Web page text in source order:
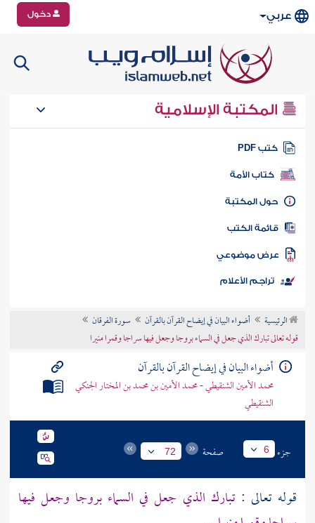
عربي دخول
المكتبة الإسلامية
كتب PDF
كتاب الأمة
المكتبة
الكتب
موضوعي
تراجم الأعلام
الرئيسية أضواء البيان في إيضاح القرآن بالقرآن
سورة الفرقان
قوله تعالى تبارك الذي جعل في السماء بروجا وجعل فيها سراجا وقمرا منيرا
أضواء البيان في إيضاح القرآن بالقرآن
محمد الأمين الشنقيطي - محمد الأمين بن محمد بن المختار الجنكي
الشنقيطي
جزء 6 صفحة 72
قوله تعالى :تبارك الذي جعل في السماء بروجا وجعل فيها